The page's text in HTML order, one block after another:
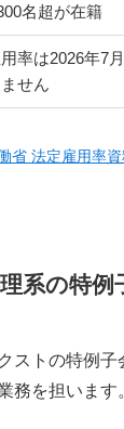
名超が在籍
率は2026年7
せん
省 法定雇用率
系の特例
ストの特例
務を担います